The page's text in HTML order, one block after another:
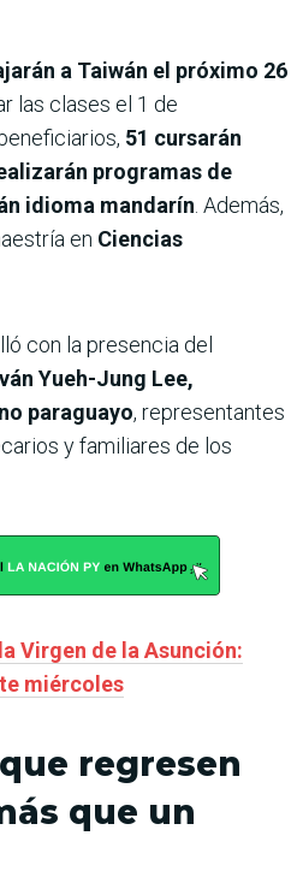
a Taiwán el próximo 26
las clases el 1 de
51 cursarán
programas de
idioma mandarín. Además,
en Ciencias
con la presencia del
Yueh-Jung Lee,
paraguayo, representantes
y familiares de los
Virgen de la Asunción:
miércoles
regresen
que un